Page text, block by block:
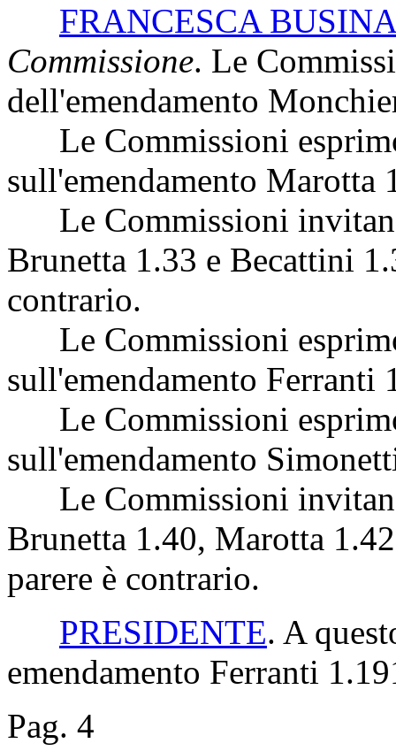
FRANCESCA
Commissione. Le
dell'emendamento
Le Commissioni
sull'emendamento Marotta
Le Commissioni
Brunetta 1.33 e Becattini
contrario.
Le Commissioni
sull'emendamento Ferranti
Le Commissioni
sull'emendamento
Le Commissioni
Brunetta 1.40, Marotta
parere è contrario.
PRESIDENTE. A
emendamento Ferranti
Pag. 4